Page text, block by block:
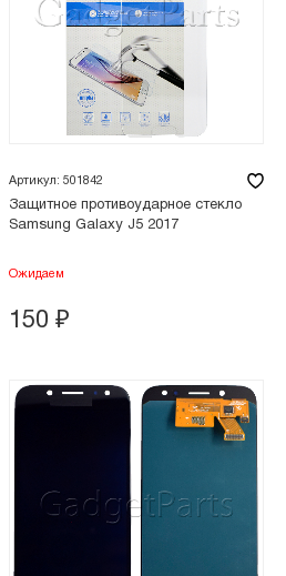
Артикул: 501842
Защитное противоударное стекло
Samsung Galaxy J5 2017
Ожидаем
150 ₽